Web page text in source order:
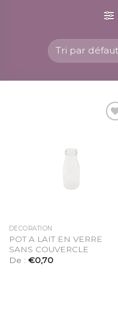
DÉCORATION
POT A LAIT EN VERRE
SANS COUVERCLE
De : €0,70